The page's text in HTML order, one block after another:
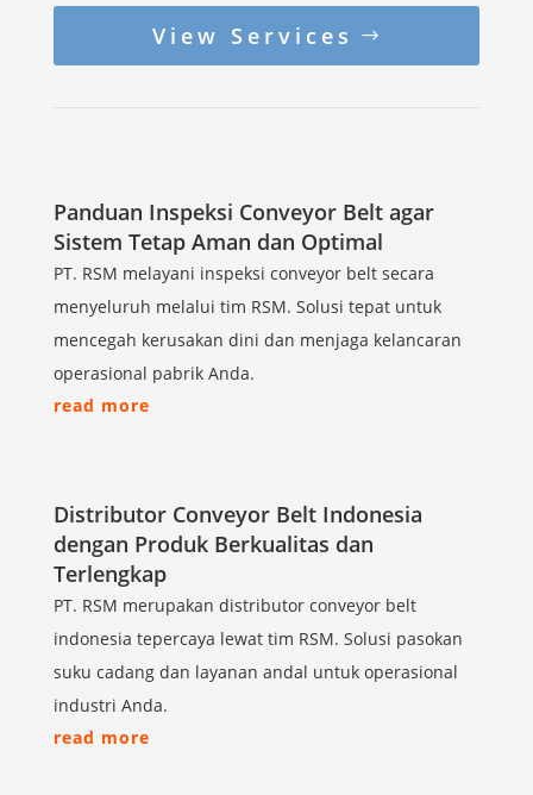
View Services
Panduan Inspeksi Conveyor Belt agar
Sistem Tetap Aman dan Optimal
PT. RSM melayani inspeksi conveyor belt secara
menyeluruh melalui tim RSM. Solusi tepat untuk
mencegah kerusakan dini dan menjaga kelancaran
operasional pabrik Anda.
read more
Distributor Conveyor Belt Indonesia
dengan Produk Berkualitas dan
Terlengkap
PT. RSM merupakan distributor conveyor belt
indonesia tepercaya lewat tim RSM. Solusi pasokan
suku cadang dan layanan andal untuk operasional
industri Anda.
read more